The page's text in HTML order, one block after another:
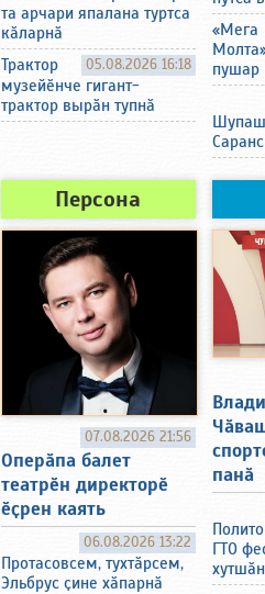
та арчари япалана туртса
кӑларнӑ
05.08.2026 16:18
Трактор
музейӗнче гигант-
трактор вырӑн тупнӑ
«Мега
пушар
Персона
07.08.2026 21:56
Оперӑпа балет
театрӗн директорӗ
ӗҫрен каять
06.08.2026 13:22
Протасовсем, тухтӑрсем,
Эльбрус ҫине хӑпарнӑ
панӑ
ГТО